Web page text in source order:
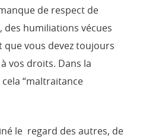
de respect de
humiliations vécues
que vous devez toujours
vos droits. Dans la
“maltraitance
le regard des autres, de